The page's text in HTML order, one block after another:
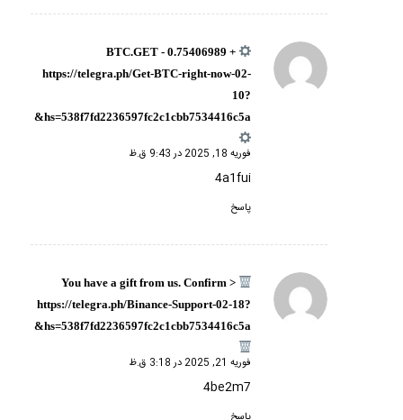
+ 0.75406989 BTC.GET -
https://telegra.ph/Get-BTC-right-now-02-
10?
hs=538f7fd2236597fc2c1cbb7534416c5a&
گفته:
فوریه 18, 2025 در 9:43 ق.ظ
4a1fui
پاسخ
You have a gift from us. Confirm >
https://telegra.ph/Binance-Support-02-18?
hs=538f7fd2236597fc2c1cbb7534416c5a&
گفته:
فوریه 21, 2025 در 3:18 ق.ظ
4be2m7